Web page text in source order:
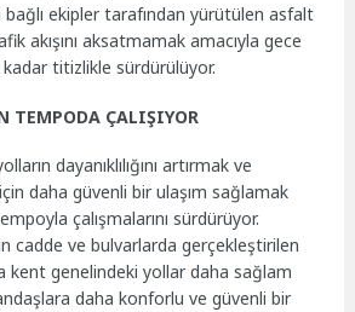
bağlı ekipler tarafından yürütülen asfalt
akışını aksatmamak amacıyla gece
titizlikle sürdürülüyor.
TEMPODA ÇALIŞIYOR
dayanıklılığını artırmak ve
daha güvenli bir ulaşım sağlamak
çalışmalarını sürdürüyor.
cadde ve bulvarlarda gerçekleştirilen
kent genelindeki yollar daha sağlam
daha konforlu ve güvenli bir